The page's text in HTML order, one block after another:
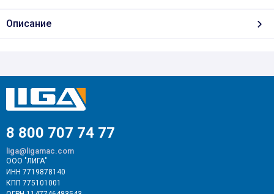
Описание
8 800 707 74 77
liga@ligamac.com
ООО "ЛИГА"
ИНН 7719878140
КПП 775101001